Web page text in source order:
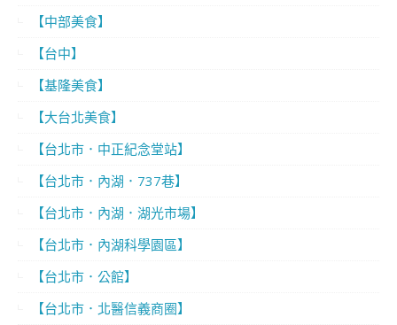
【中部美食】
【台中】
【基隆美食】
【大台北美食】
【台北市．中正紀念堂站】
【台北市．內湖．737巷】
【台北市．內湖．湖光市場】
【台北市．內湖科學園區】
【台北市．公館】
【台北市．北醫信義商圈】